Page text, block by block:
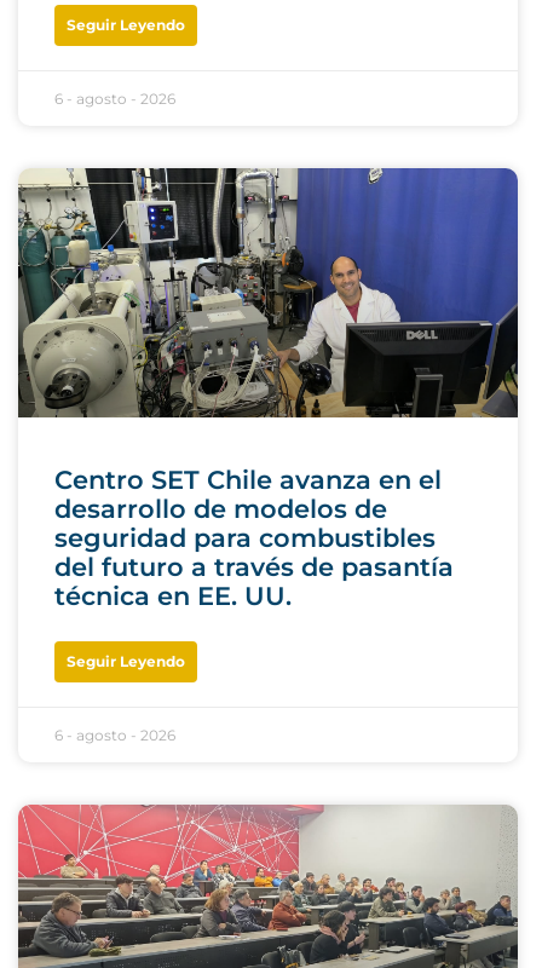
Seguir Leyendo
6 - agosto - 2026
Centro SET Chile avanza en el
desarrollo de modelos de
seguridad para combustibles
del futuro a través de pasantía
técnica en EE. UU.
Seguir Leyendo
6 - agosto - 2026